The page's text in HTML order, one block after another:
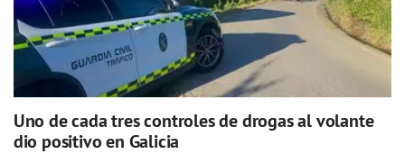
Uno de cada tres controles de drogas al volante
dio positivo en Galicia